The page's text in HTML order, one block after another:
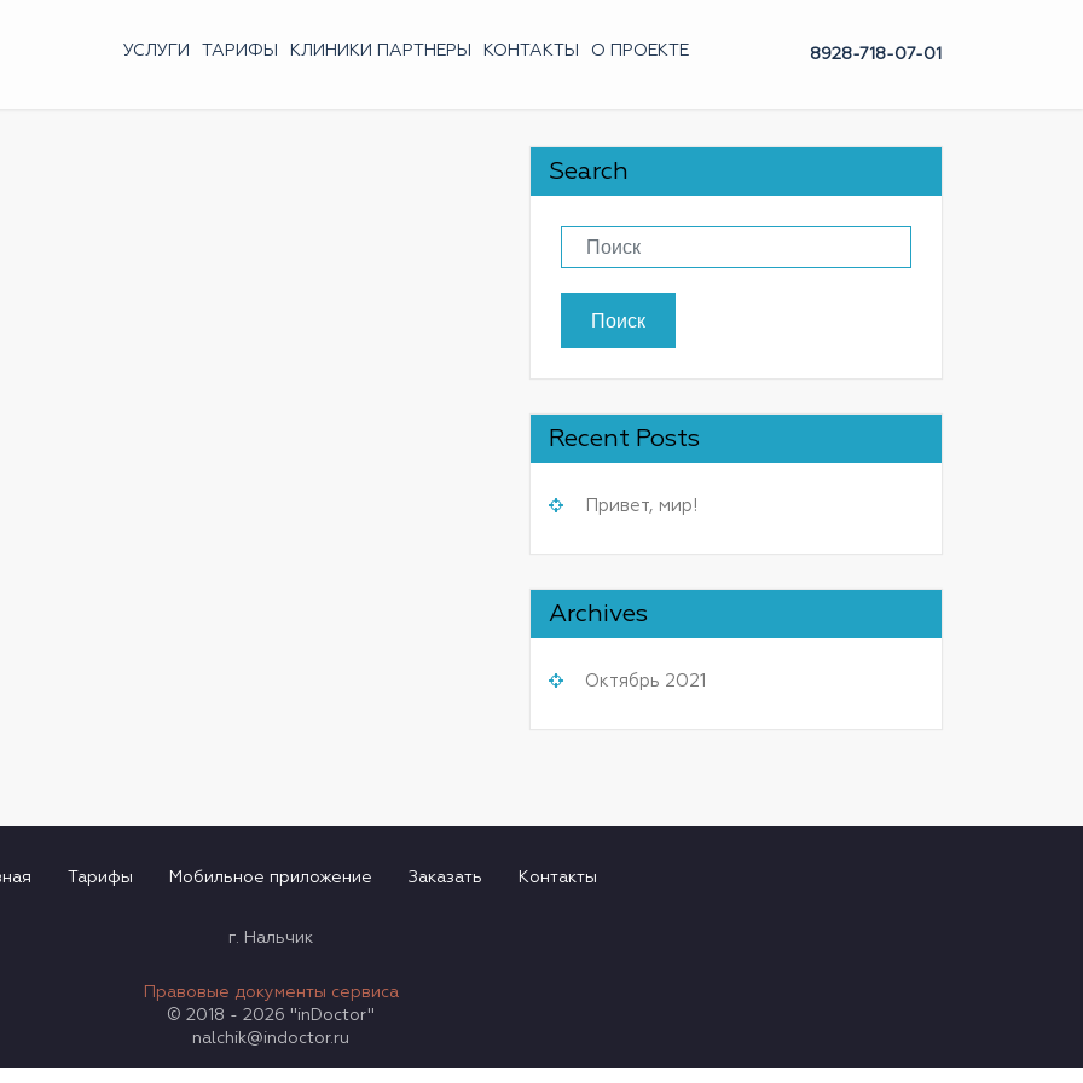
УСЛУГИ ТАРИФЫ КЛИНИКИ ПАРТНЕРЫ КОНТАКТЫ О ПРОЕКТЕ 8928-718-07-01
Search
Поиск
Recent Posts
Привет, мир!
Archives
Октябрь 2021
Тарифы Мобильное приложение Заказать Контакты
г. Нальчик
Правовые документы сервиса
© 2018 - 2026 "inDoctor"
nalchik@indoctor.ru